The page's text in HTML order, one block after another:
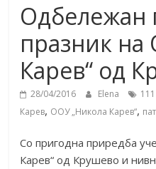
Oдбележан
празник
Карев“ од
28/04/2016 Elena
Карев, ООУ „Никола Карев“,
Со пригодна приредба
Карев“ од Крушево и